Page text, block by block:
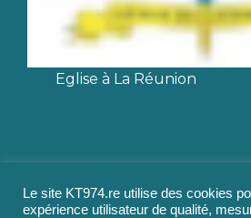
Eglise à La Réunion
Le site KT974.re utilise des cookies
expérience utilisateur de qualité,